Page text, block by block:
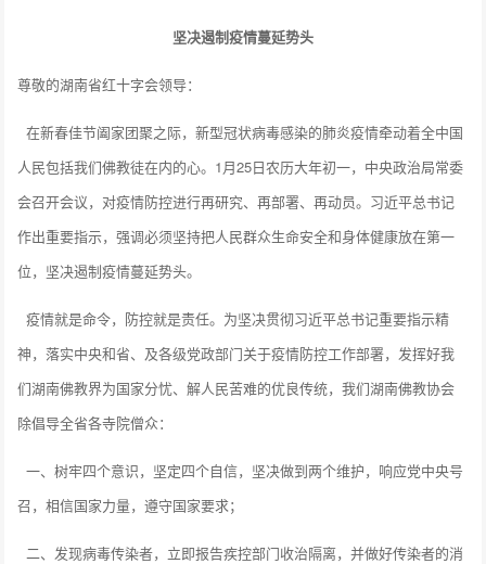
坚决遏制疫情蔓延势头
尊敬的湖南省红十字会领导：
在新春佳节阖家团聚之际，新型冠状病毒感染的肺炎疫情牵动着全中国
人民包括我们佛教徒在内的心。1月25日农历大年初一，中央政治局常委
会召开会议，对疫情防控进行再研究、再部署、再动员。习近平总书记
作出重要指示，强调必须坚持把人民群众生命安全和身体健康放在第一
位，坚决遏制疫情蔓延势头。
疫情就是命令，防控就是责任。为坚决贯彻习近平总书记重要指示精
神，落实中央和省、及各级党政部门关于疫情防控工作部署，发挥好我
们湖南佛教界为国家分忧、解人民苦难的优良传统，我们湖南佛教协会
除倡导全省各寺院僧众：
一、树牢四个意识，坚定四个自信，坚决做到两个维护，响应党中央号
召，相信国家力量，遵守国家要求；
二、发现病毒传染者，立即报告疾控部门收治隔离，并做好传染者的消